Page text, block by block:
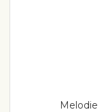
Melodie